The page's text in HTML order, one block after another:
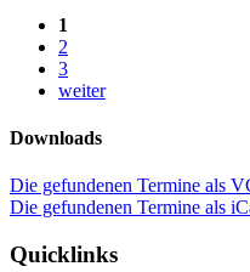
1
2
3
weiter
Downloads
Die gefundenen Termine als
Die gefundenen Termine als
Quicklinks